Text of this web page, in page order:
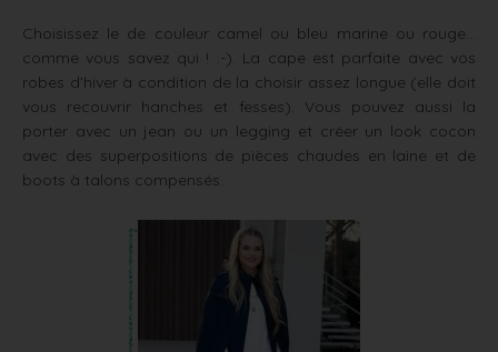
Choisissez le de couleur camel ou bleu marine ou rouge…
comme vous savez qui ! :-). La cape est parfaite avec vos
robes d’hiver à condition de la choisir assez longue (elle doit
vous recouvrir hanches et fesses). Vous pouvez aussi la
porter avec un jean ou un legging et créer un look cocon
avec des superpositions de pièces chaudes en laine et de
boots à talons compensés.